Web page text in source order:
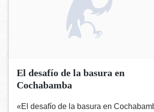
El desafío de la basura en
Cochabamba
«El desafío de la basura en